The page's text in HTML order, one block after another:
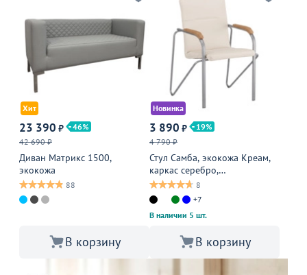
Хит
23 390 ₽
46
42 690 ₽
Диван Матрикс 1500,
экокожа
88
В корзину
Новинка
3 890 ₽
19
4 790 ₽
Стул Самба, экокожа Креам,
каркас серебро,
подлокотники бук под лак
8
+7
В наличии 5 шт.
В корзину